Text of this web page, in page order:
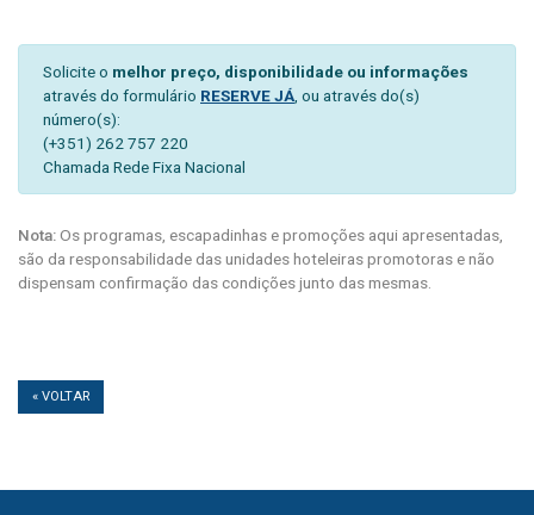
Solicite o melhor preço, disponibilidade ou informações
através do formulário RESERVE JÁ , ou através do(s)
número(s):
(+351) 262 757 220
Chamada Rede Fixa Nacional
Nota:Os programas, escapadinhas e promoções aqui apresentadas,
são da responsabilidade das unidades hoteleiras promotoras e não
dispensam confirmação das condições junto das mesmas.
« VOLTAR